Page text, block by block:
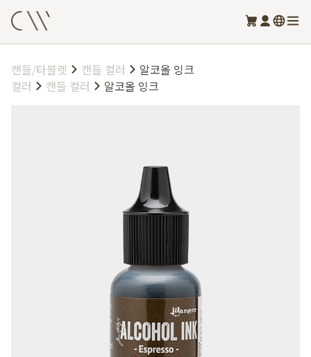
캔들/타블렛 캔들 컬러
알코올 잉크
컬러
캔들 컬러 알코올 잉크